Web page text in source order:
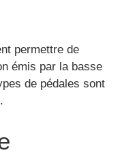
permettre de
émis par la basse
de pédales sont